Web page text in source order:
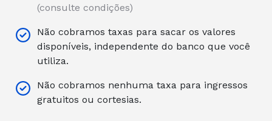
(consulte condições)
Não cobramos taxas para sacar os valores
disponíveis, independente do banco que você
utiliza.
Não cobramos nenhuma taxa para ingressos
gratuitos ou cortesias.